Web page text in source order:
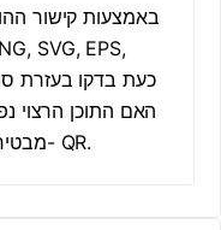
באמצעות קישור
מבטיחים שתוכלו גם להדפיס את קוד ה- QR.